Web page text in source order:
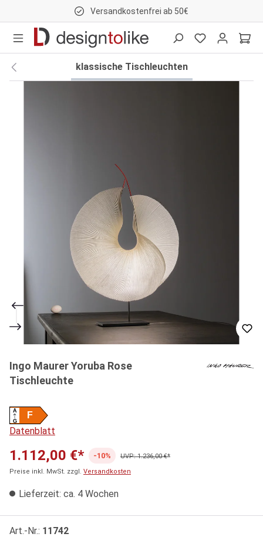
Versandkostenfrei ab 50€
klassische Tischleuchten
Ingo Maurer Yoruba Rose
Tischleuchte
F
A
G
Datenblatt
1.112,00 €* -10%
UVP: 1.236,00 €*
Preise inkl. MwSt. zzgl. Versandkosten
Lieferzeit: ca. 4 Wochen
Art.-Nr.: 11742